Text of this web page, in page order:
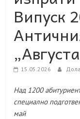
Випуск
15.05.2026
Над 1200
специално
май